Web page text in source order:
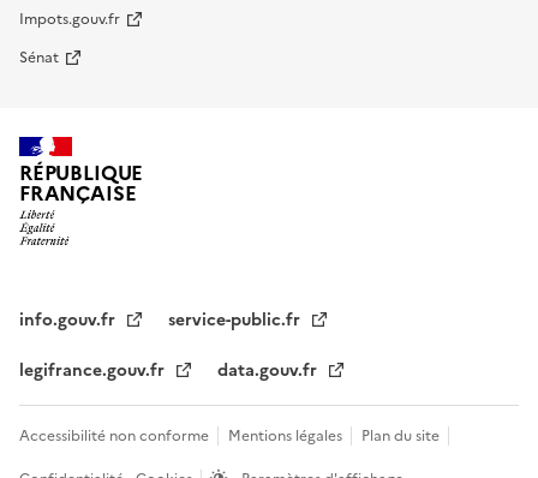
Impots.gouv.fr
Sénat
RÉPUBLIQUE
FRANÇAISE
info.gouv.fr
service-public.fr
legifrance.gouv.fr
data.gouv.fr
Accessibilité non conforme Mentions légales
Plan du site